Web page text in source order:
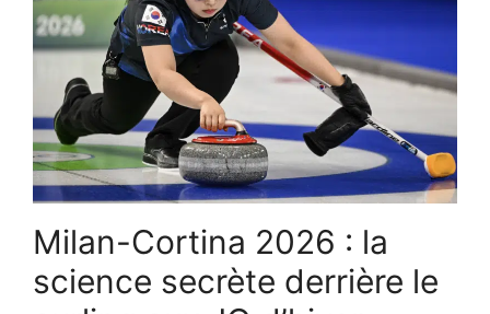
Milan-Cortina 2026 : la
science secrète derrière le